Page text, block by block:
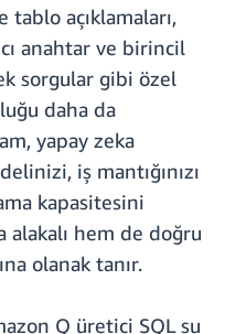
açıklamaları,
anahtar ve birincil
sorgular gibi özel
daha da
yapay zeka
iş mantığınızı
kapasitesini
hem de doğru
olanak tanır.
Q üretici SQL şu